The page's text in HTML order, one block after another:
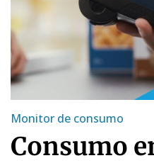
Monitor de consumo
Consumo